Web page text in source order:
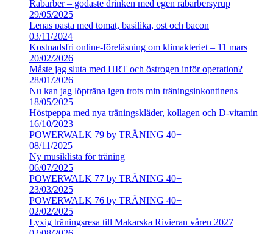
Rabarber – godaste drinken med egen rabarbersyrup
29/05/2025
Lenas pasta med tomat, basilika, ost och bacon
03/11/2024
Kostnadsfri online-föreläsning om klimakteriet – 11 mars
20/02/2026
Måste jag sluta med HRT och östrogen inför operation?
28/01/2026
Nu kan jag löpträna igen trots min träningsinkontinens
18/05/2025
Höstpeppa med nya träningskläder, kollagen och D-vitamin
16/10/2023
POWERWALK 79 by TRÄNING 40+
08/11/2025
Ny musiklista för träning
06/07/2025
POWERWALK 77 by TRÄNING 40+
23/03/2025
POWERWALK 76 by TRÄNING 40+
02/02/2025
Lyxig träningsresa till Makarska Rivieran våren 2027